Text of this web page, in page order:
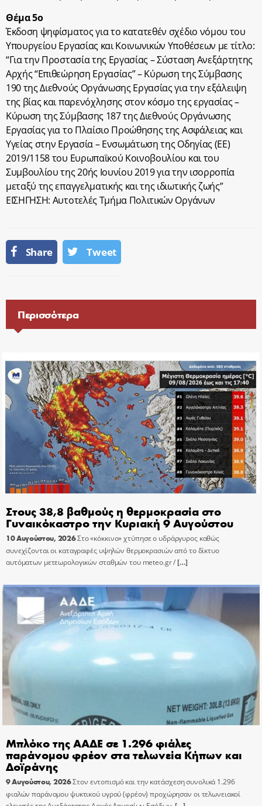
Θέμα 5ο
Έκδοση ψηφίσματος για το κατατεθέν σχέδιο νόμου του
Υπουργείου Εργασίας και Κοινωνικών Υποθέσεων με τίτλο:
“Για την Προστασία της Εργασίας – Σύσταση Ανεξάρτητης
Αρχής “Επιθεώρηση Εργασίας” – Κύρωση της Σύμβασης
190 της Διεθνούς Οργάνωσης Εργασίας για την εξάλειψη
της βίας και παρενόχλησης στον κόσμο της εργασίας –
Κύρωση της Σύμβασης 187 της Διεθνούς Οργάνωσης
Εργασίας για το Πλαίσιο Προώθησης της Ασφάλειας και
Υγείας στην Εργασία – Ενσωμάτωση της Οδηγίας (ΕΕ)
2019/1158 του Ευρωπαϊκού Κοινοβουλίου και του
Συμβουλίου της 20ής Ιουνίου 2019 για την ισορροπία
μεταξύ της επαγγελματικής και της ιδιωτικής ζωής”
ΕΙΣΗΓΗΣΗ: Αυτοτελές Τμήμα Πολιτικών Οργάνων
Share Tweet
Περισσότερα
Στους 38,8 βαθμούς η θερμοκρασία στο
Γυναικόκαστρο την Κυριακή 9 Αυγούστου
10 Αυγούστου, 2026Στο «κόκκινο» χτύπησε ο υδράργυρος καθώς
συνεχίζονται οι καταγραφές υψηλών θερμοκρασιών από το δίκτυο
αυτόματων μετεωρολογικών σταθμών του meteo.gr /[…]
Μπλόκο της ΑΑΔΕ σε 1.296 φιάλες
παράνομου φρέον στα τελωνεία Κήπων και
Δοϊράνης
9 Αυγούστου, 2026Στον εντοπισμό και την κατάσχεση συνολικά 1.296
φιαλών παράνομου ψυκτικού υγρού (φρέον) προχώρησαν οι τελωνειακοί